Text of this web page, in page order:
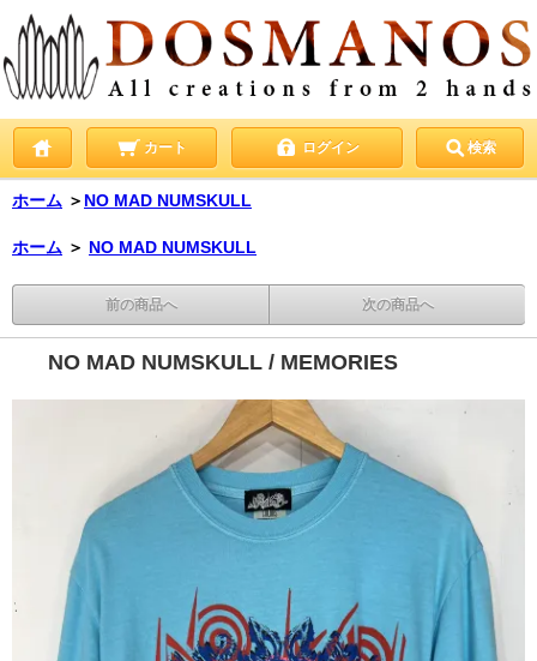
カート ログイン 検索
ホーム ＞ NO MAD NUMSKULL
ホーム ＞ NO MAD NUMSKULL
前の商品へ 次の商品へ
NO MAD NUMSKULL / MEMORIES